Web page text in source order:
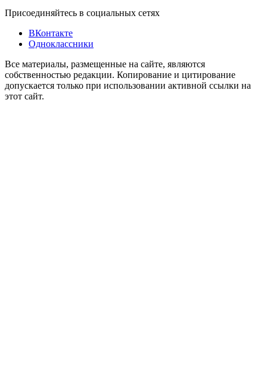
Присоединяйтесь в социальных сетях
ВКонтакте
Одноклассники
Все материалы, размещенные на сайте, являются
собственностью редакции. Копирование и цитирование
допускается только при использовании активной ссылки на
этот сайт.